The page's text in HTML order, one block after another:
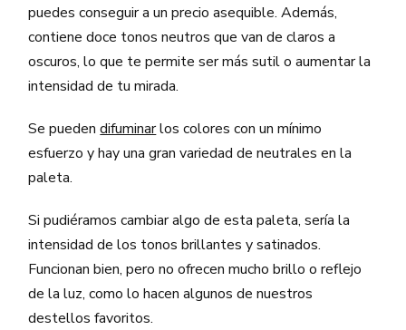
puedes conseguir a un precio asequible. Además,
contiene doce tonos neutros que van de claros a
oscuros, lo que te permite ser más sutil o aumentar la
intensidad de tu mirada.
Se puedendifuminarlos colores con un mínimo
esfuerzo y hay una gran variedad de neutrales en la
paleta.
Si pudiéramos cambiar algo de esta paleta, sería la
intensidad de los tonos brillantes y satinados.
Funcionan bien, pero no ofrecen mucho brillo o reflejo
de la luz, como lo hacen algunos de nuestros
destellos favoritos.